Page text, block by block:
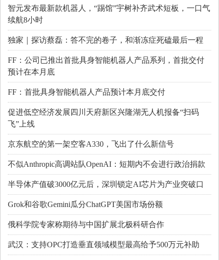
智元发布最新款机器人，“踢馆”宇树补齐武术短板，一口气
续航8小时
独家｜探访蔡磊：答不完的卷子，和渐冻症死磕最后一程
FF：公司已推出首批具身智能机器人产品系列，首批交付
预计在本月底
FF：首批具身智能机器人产品预计本月底交付
促进低空经济发展四川天府新区兴隆湖无人机报备“扫码
飞”上线
京东航空的第一架空客A330，飞出了什么新信号
不似Anthropic高调站队OpenAI：短期内不会进行政治捐款
半导体产值破3000亿元后，深圳锁定AI芯片为产业突破口
Grok和谷歌Gemini瓜分ChatGPT美国市场份额
俄科学院专家称期待与中国扩展北极科研合作
武汉：支持OPC打造垂直领域模型最高给予500万元补助